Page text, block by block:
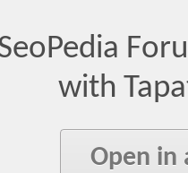
with
Open in